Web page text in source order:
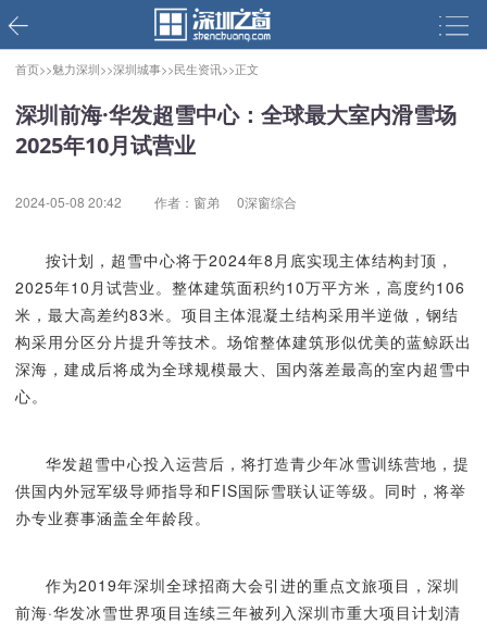
首页>>魅力深圳>>深圳城事>>民生资讯>>正文
深圳前海·华发超雪中心：全球最大室内滑雪场
2025年10月试营业
2024-05-08 20:42 作者：窗弟 0深窗综合
按计划，超雪中心将于2024年8月底实现主体结构封顶，
2025年10月试营业。整体建筑面积约10万平方米，高度约106
米，最大高差约83米。项目主体混凝土结构采用半逆做，钢结
构采用分区分片提升等技术。场馆整体建筑形似优美的蓝鲸跃出
深海，建成后将成为全球规模最大、国内落差最高的室内超雪中
心。
华发超雪中心投入运营后，将打造青少年冰雪训练营地，提
供国内外冠军级导师指导和FIS国际雪联认证等级。同时，将举
办专业赛事涵盖全年龄段。
作为2019年深圳全球招商大会引进的重点文旅项目，深圳
前海·华发冰雪世界项目连续三年被列入深圳市重大项目计划清